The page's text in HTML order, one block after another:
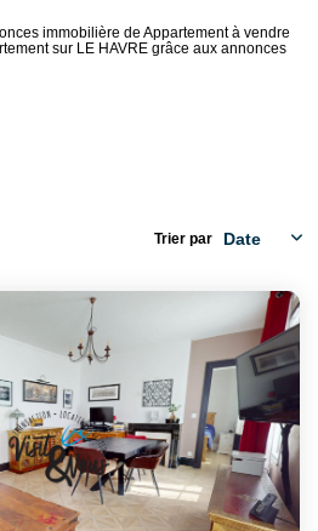
SERVICES
immobilière de Appartement à vendre
sur LE HAVRE grâce aux annonces
Trier par